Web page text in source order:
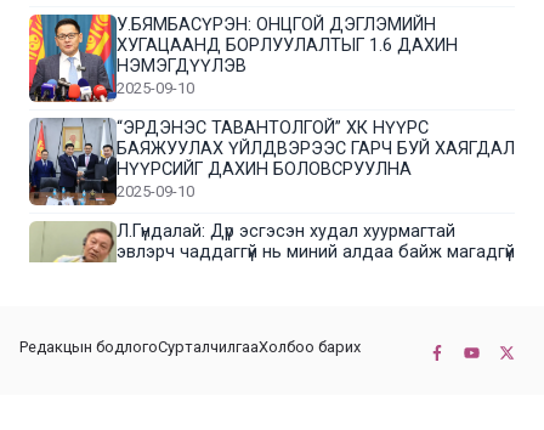
У.БЯМБАСҮРЭН: ОНЦГОЙ ДЭГЛЭМИЙН
ХУГАЦААНД БОРЛУУЛАЛТЫГ 1.6 ДАХИН
НЭМЭГДҮҮЛЭВ
2025-09-10
“ЭРДЭНЭС ТАВАНТОЛГОЙ” ХК НҮҮРС
БАЯЖУУЛАХ ҮЙЛДВЭРЭЭС ГАРЧ БУЙ ХАЯГДАЛ
НҮҮРСИЙГ ДАХИН БОЛОВСРУУЛНА
2025-09-10
Л.Гүндалай: Дүр эсгэсэн худал хуурмагтай
эвлэрч чаддаггүй нь миний алдаа байж магадгүй
БАГИЙН ИРГЭДИЙН ТӨЛӨӨЛӨЛ НҮҮРС
Редакцын бодлогоСурталчилгааХолбоо барих